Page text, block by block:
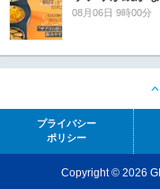
08月06日 9時00分
プライバシー
ポリシー
Copyright © 2026